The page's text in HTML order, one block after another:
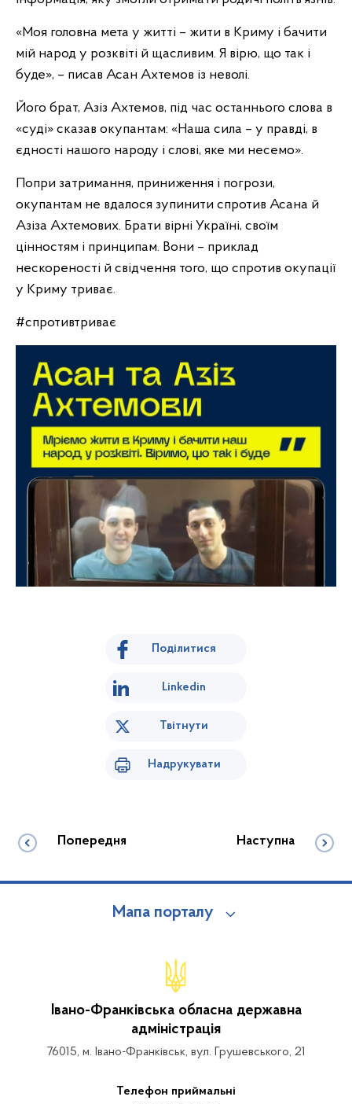
«Моя головна мета у житті – жити в Криму і бачити
мій народ у розквіті й щасливим. Я вірю, що так і
буде», – писав Асан Ахтемов із неволі.
Його брат, Азіз Ахтемов, під час останнього слова в
«суді» сказав окупантам: «Наша сила – у правді, в
єдності нашого народу і слові, яке ми несемо».
Попри затримання, приниження і погрози,
окупантам не вдалося зупинити спротив Асана й
Азіза Ахтемових. Брати вірні Україні, своїм
цінностям і принципам. Вони – приклад
нескореності й свідчення того, що спротив окупації
у Криму триває.
#спротивтриває
Поділитися
Linkedin
Твітнути
Надрукувати
Попередня Наступна
Мапа порталу
Івано-Франківська обласна державна
адміністрація
76015, м. Івано-Франківськ, вул. Грушевського, 21
Телефон приймальні